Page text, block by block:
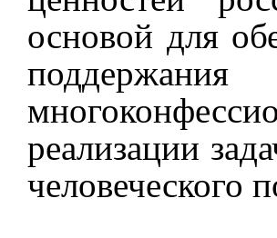
основой для
реализации
человеческого